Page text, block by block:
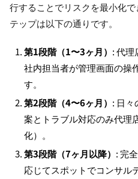
行することでリスクを最小化
テップは以下の通りです。
第1段階（1〜3ヶ月） : 代理
社内担当者が管理画面の操
す。
第2段階（4〜6ヶ月） : 日々
案とトラブル対応のみ代理
化）。
第3段階（7ヶ月以降） : 完
応じてスポットでコンサル